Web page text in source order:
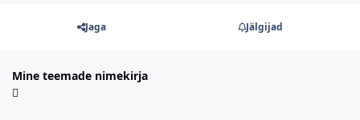
Jaga Jälgijad
Mine teemade nimekirja